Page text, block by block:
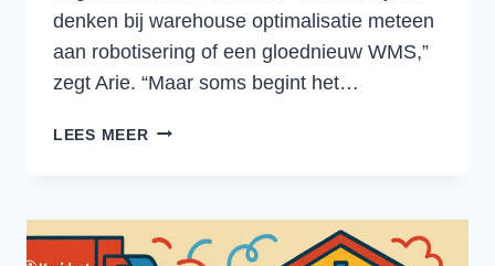
denken bij warehouse optimalisatie meteen
aan robotisering of een gloednieuw WMS,”
zegt Arie. “Maar soms begint het…
LEES MEERSLIMME
MENSEN